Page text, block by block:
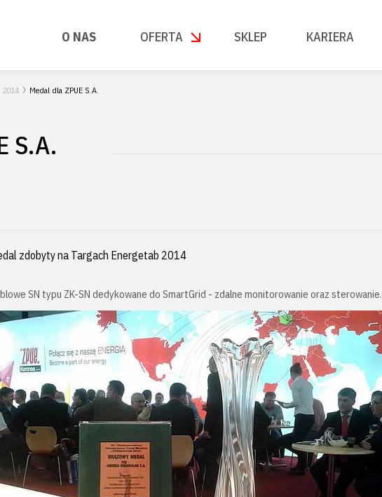
O NAS OFERTA SKLEP KARIERA
2014 Medal dla ZPUE S.A.
S.A.
zdobyty na Targach Energetab 2014
SN typu ZK-SN dedykowane do SmartGrid - zdalne monitorowanie oraz sterowanie.